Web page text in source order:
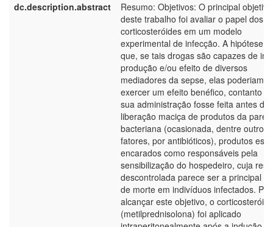
dc.description.abstract
Resumo: Objetivos: O principal objetivo
deste trabalho foi avaliar o papel dos
corticosteróides em um modelo
experimental de infecção. A hipótese
que, se tais drogas são capazes de
produção e/ou efeito de diversos
mediadores da sepse, elas poderiam
exercer um efeito benéfico, contanto
sua administração fosse feita antes da
liberação maciça de produtos da
bacteriana (ocasionada, dentre outros
fatores, por antibióticos), produtos
encarados como responsáveis pela
sensibilização do hospedeiro, cuja
descontrolada parece ser a principal
de morte em indivíduos infectados.
alcançar este objetivo, o corticosteróide
(metilprednisolona) foi aplicado